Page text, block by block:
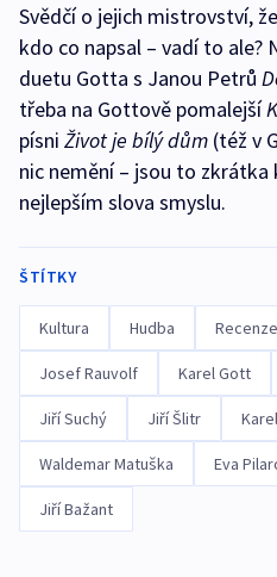
Svědčí o jejich mistrovství,
kdo co napsal – vadí to ale?
duetu Gotta s Janou Petrů
třeba na Gottově pomalejší
písni Život je bílý dům (též v
nic nemění – jsou to zkrátka
nejlepším slova smyslu.
ŠTÍTKY
Kultura Hudba Recenze
Josef Rauvolf Karel Gott
Jiří Suchý Jiří Šlitr
Waldemar Matuška Eva
Jiří Bažant